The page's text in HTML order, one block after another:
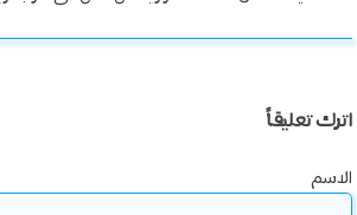
اترك تعليقاً
الاسم